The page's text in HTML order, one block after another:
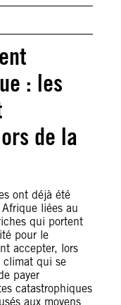
: les
de la
ont déjà été
liées au
qui portent
pour le
accepter, lors
climat qui se
payer
catastrophiques
aux moyens